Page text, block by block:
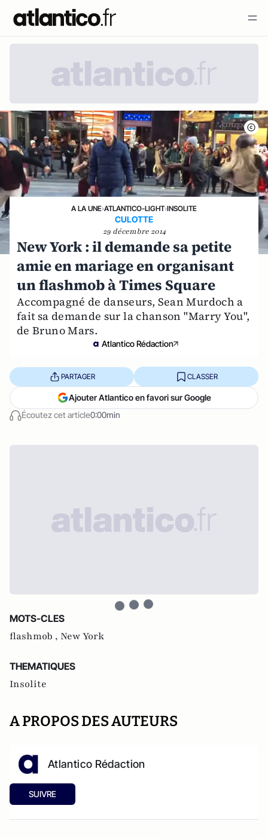
A LA UNE›ATLANTICO-LIGHT›INSOLITE
CULOTTE
29 décembre 2014
New York : il demande sa petite
amie en mariage en organisant
un flashmob à Times Square
Accompagné de danseurs, Sean Murdoch a
fait sa demande sur la chanson "Marry You",
de Bruno Mars.
Atlantico Rédaction
Écoutez cet article0:00min
PARTAGER CLASSER
Ajouter Atlantico en favori sur Google
MOTS-CLES
flashmob , New York
THEMATIQUES
Insolite
A PROPOS DES AUTEURS
Atlantico Rédaction
SUIVRE